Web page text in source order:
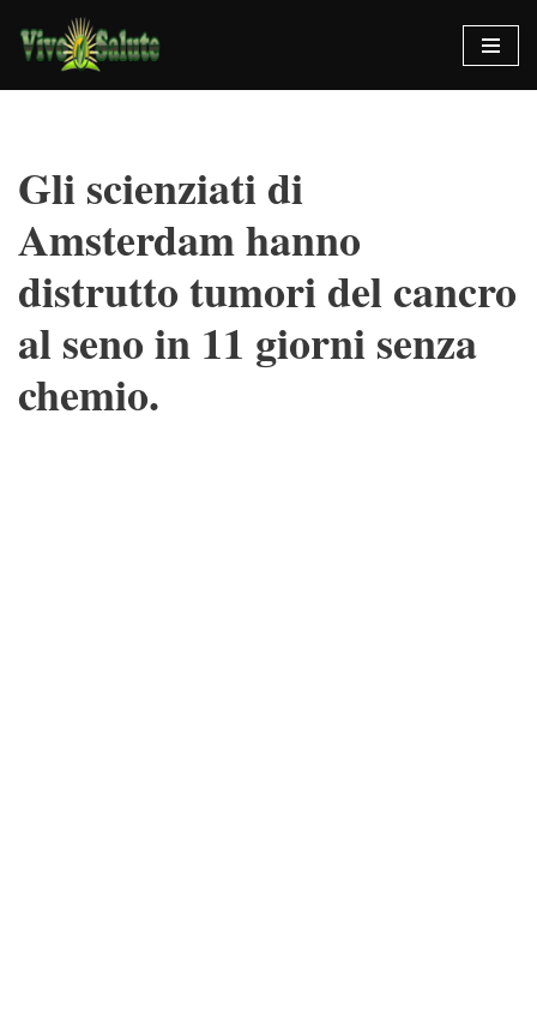
Vai
al
Gli scienziati di
Amsterdam hanno
distrutto tumori del cancro
al seno in 11 giorni senza
chemio.